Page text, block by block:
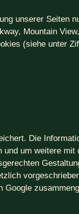
unserer Seiten
Mountain
(siehe unter
Die
um weitere